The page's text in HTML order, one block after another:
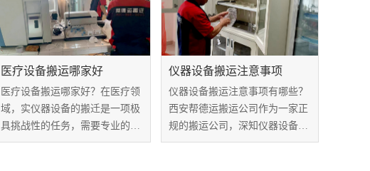
的重要性。
和装备，探讨如何通过这些手段
实现工作场所的...
医疗设备搬运哪家好
医疗设备搬运哪家好？在医疗领
域，实仪器设备的搬迁是一项极
具挑战性的任务，需要专业的服
务商来保障设备的安全、高效搬
仪器设备搬运注意事项
仪器设备搬运注意事项有哪些？
西安帮德运搬运公司作为一家正
规的搬运公司，深知仪器设备搬
运的复杂性和重要性。为了确保